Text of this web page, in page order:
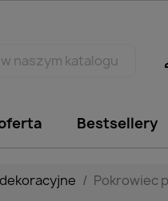
Bestsellery
Pokrowiec